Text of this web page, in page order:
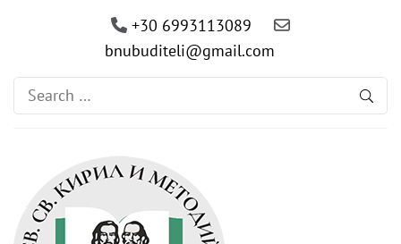
+30 6993113089
bnubuditeli@gmail.com
Search
for: